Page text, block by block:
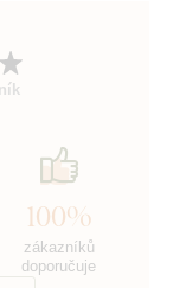
100%
zákazníků
doporučuje